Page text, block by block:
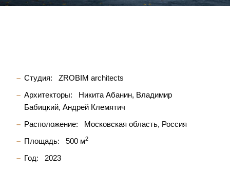
Студия:
ZROBIM architects
Архитекторы:
Никита Абанин Владимир
Бабицкий Андрей Клемятич
Расположение:
Московская область, Россия
Площадь:
500 м2
Год:
2023